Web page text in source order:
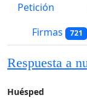
Petición
Firmas 721
Respuesta a
Huésped